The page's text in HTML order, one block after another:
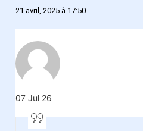
21 avril, 2025 à 17:50
07 Jul 26